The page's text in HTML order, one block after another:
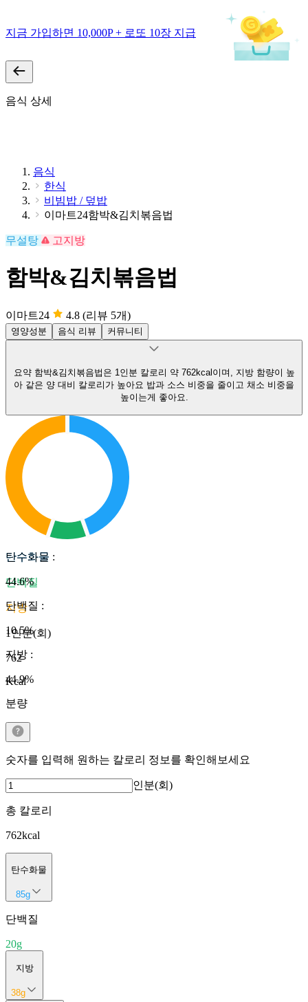
지금 가입하면 10,000P + 로또 10장 지급
음식 상세
음식
한식
비빔밥 / 덮밥
이마트24함박&김치볶음법
무설탕 고지방
함박&김치볶음법
이마트24 4.8 (리뷰 5개)
영양성분 음식 리뷰 커뮤니티
요약 함박&김치볶음법은 1인분 칼로리 약 762kcal이며, 지방 함량이 높
아 같은 양 대비 칼로리가 높아요 밥과 소스 비중을 줄이고 채소 비중을
높이는게 좋아요.
탄수화물
단백질
지방
1인분(회)
762
Kcal
탄수화물 :
44.6%
단백질 :
10.5%
지방 :
44.9%
분량
숫자를 입력해 원하는 칼로리 정보를 확인해보세요
인분(회)
총 칼로리
762kcal
탄수화물
85g
단백질
20g
지방
38g